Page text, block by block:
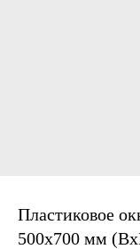
Пластиковое
500x700 мм